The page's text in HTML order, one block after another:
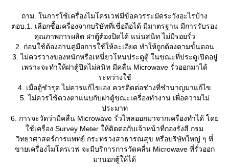
ถาม. ในการใช้เครื่องไมโครเวฟมีข้อควรระมัดระวังอะไรบ้าง
ตอบ.1. เลือกซื้อเครื่องจากบริษัทที่เชื่อถือได้ มีมาตรฐาน มีการรับรอง
คุณภาพการผลิต ฝาตู้ต้องปิดได้ แน่นสนิท ไม่มีรอยรั่ว
2. ก่อนใช้ต้องอ่านคู่มือการใช้ให้ละเอียด ทำให้ถูกต้องตามขั้นตอน
3. ไม่ควรวางของหนักหรือเหนี่ยวโหนประตูตู้ ในขณะที่ประตูเปิดอยู่
เพราะจะทำให้ฝาตู้ปิดไม่สนิท มีคลื่น Microwave รั่วออกมาได้
ระหว่างใช้
4. เมื่อตู้ชำรุด ไม่ควรแก้ไขเอง ควรติดต่อช่างที่ชำนาญมาแก้ไข
5. ไม่ควรใช้ดวงตาแนบกับฝาตู้ขณะเครื่องทำงาน เพื่อความไม่
ประมาท
6. การจะวัดว่ามีคลื่น Microwave รั่วไหลออกมาจากเครื่องทำได้ โด
ช้เครื่อง Survey Meter ให้ติดต่อกับเจ้าหน้าที่กองรังสี กรม
วิทยาศาสตร์การแพทย์ กระทรวงสาธารณสุข หรือบริษัทใหญ่ ๆ ที่
ขายเครื่องไมโครเวฟ จะมีบริการการวัดคลื่น Microwave ที่รั่วออก
มานอกตู้ให้ได้